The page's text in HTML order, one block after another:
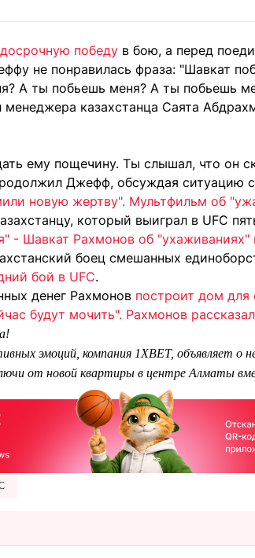
(700) 3 888 188
победу в бою, а перед
не понравилась фраза: "Шавкат
А ты побьешь меня? А ты побьешь
менеджера казахстанца Саята
ему пощечину. Ты слышал, что он
Джефф, обсуждая ситуацию
новую жертву". Мультфильм об
который выиграл в UFC
- Шавкат Рахмонов об "ухаживаниях"
боец смешанных
бой в UFC.
денег Рахмонов построит дом для
будут мочить". Рахмонов
эмоций, компания 1XBET, объявляет
от новой квартиры в центре Алматы